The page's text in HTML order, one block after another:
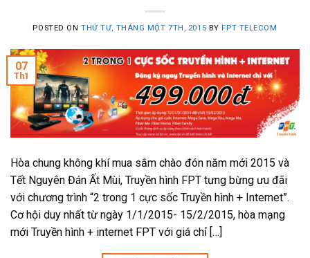
POSTED ONTHỨ TƯ, THÁNG MỘT 7TH, 2015 BY FPT TELECOM
07
Th1
Hòa chung không khí mua sắm chào đón năm mới 2015 và
Tết Nguyên Đán Ất Mùi, Truyền hình FPT tưng bừng ưu đãi
với chương trình “2 trong 1 cực sốc Truyền hình + Internet”.
Cơ hội duy nhất từ ngày 1/1/2015- 15/2/2015, hòa mạng
mới Truyền hình + internet FPT với giá chỉ […]